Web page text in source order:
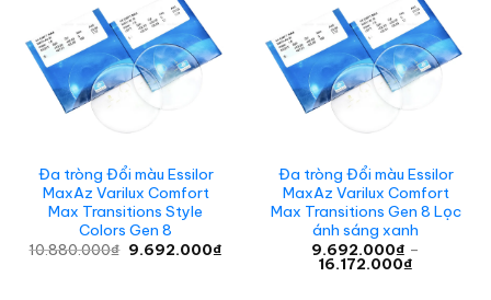
Add to
wishlist
Đa tròng Đổi màu Essilor
MaxAz Varilux Comfort
Max Transitions Style
Colors Gen 8
10.880.000₫ Giá
9.692.000₫Giá
Add to
wishlist
Đa tròng Đổi màu Essilor
MaxAz Varilux Comfort
Max Transitions Gen 8 Lọc
ánh sáng xanh
9.692.000₫ –
16.172.000₫